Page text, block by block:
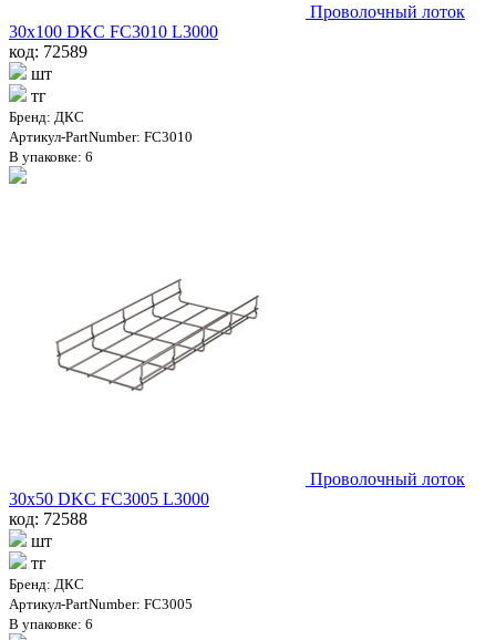
Проволочный лоток
30х100 DKC FC3010 L3000
код: 72589
шт
тг
Бренд: ДКС
Артикул-PartNumber: FC3010
В упаковке: 6
Проволочный лоток
30х50 DKC FC3005 L3000
код: 72588
шт
тг
Бренд: ДКС
Артикул-PartNumber: FC3005
В упаковке: 6